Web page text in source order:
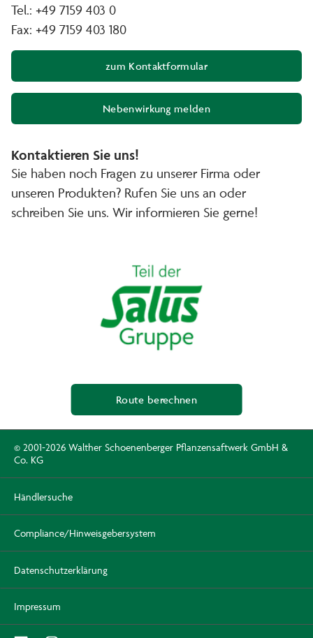
Tel.: +49 7159 403 0
Fax: +49 7159 403 180
zum Kontaktformular
Nebenwirkung melden
(Öffnet in neuem Fenster)
Kontaktieren Sie uns!
Sie haben noch Fragen zu unserer Firma oder
unseren Produkten? Rufen Sie uns an oder
schreiben Sie uns. Wir informieren Sie gerne!
Route berechnen
© 2001-2026 Walther Schoenenberger Pflanzensaftwerk GmbH &
Co. KG
Händlersuche
Compliance/Hinweisgebersystem
Datenschutzerklärung
Impressum